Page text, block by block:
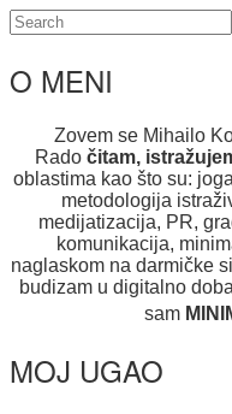
O MENI
Zovem se Mihailo
Rado čitam,
oblastima kao što su:
metodologija
medijatizacija, PR,
komunikacija,
naglaskom na darmičke
budizam u digitalno
sam
MOJ UGAO